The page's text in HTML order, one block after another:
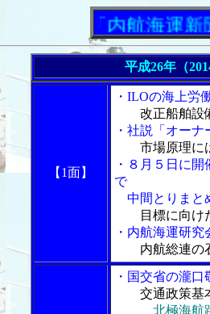
「内航海運新聞」ニ
平成26年（
【1面】
・ILOの海上労
改正船舶設
・社説「オー
市場原理に
・８月５日に
で
中間とりまと
目標に向け
・内航海運研
内航総連の
・国交省の瀧
交通政策基
北極海航